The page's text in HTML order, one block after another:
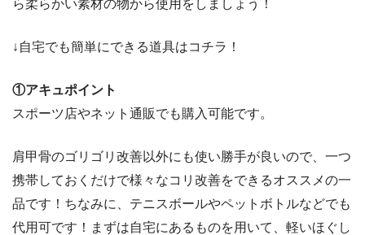
ら柔らかい素材の物から使用をしましょう！
↓自宅でも簡単にできる道具はコチラ！
①アキュポイント
スポーツ店やネット通販でも購入可能です。
肩甲骨のゴリゴリ改善以外にも使い勝手が良いので、一つ
携帯しておくだけで様々なコリ改善をできるオススメの一
品です！ちなみに、テニスボールやペットボトルなどでも
代用可です！まずは自宅にあるものを用いて、軽いほぐし